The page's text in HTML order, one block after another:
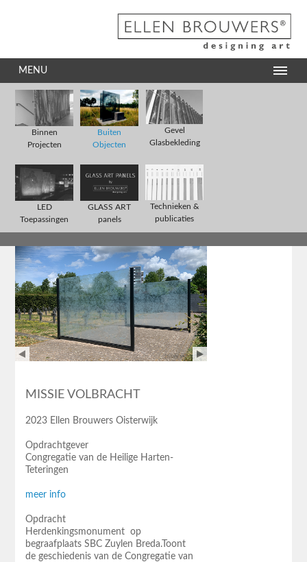
MENU
Binnen
Projecten
Buiten
Objecten
Gevel
Glasbekleding
LED
Toepassingen
GLASS ART
panels
Technieken &
publicaties
MISSIE VOLBRACHT
2023 Ellen Brouwers Oisterwijk
Opdrachtgever
Congregatie van de Heilige Harten-
Teteringen
meer info
Opdracht
Herdenkingsmonument op
begraafplaats SBC Zuylen Breda.Toont
de geschiedenis van de Congregatie van